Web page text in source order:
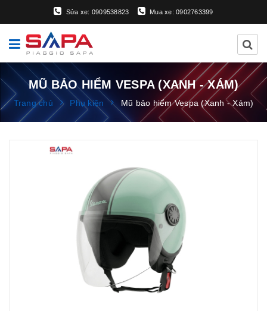
Sửa xe: 0909538823 Mua xe: 0902763399
MŨ BẢO HIỂM VESPA (XANH - XÁM)
Trang chủ Phụ kiện Mũ bảo hiểm Vespa (Xanh - Xám)